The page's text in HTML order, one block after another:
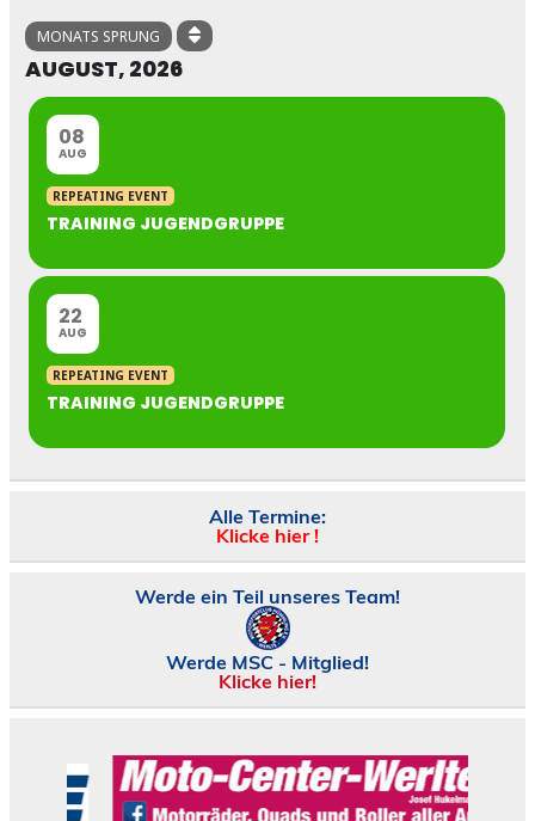
MONATS SPRUNG
AUGUST, 2026
08
AUG
REPEATING EVENT
TRAINING JUGENDGRUPPE
22
AUG
REPEATING EVENT
TRAINING JUGENDGRUPPE
Alle Termine:
Klicke hier !
Werde ein Teil unseres Team!
Werde MSC - Mitglied!
Klicke hier!